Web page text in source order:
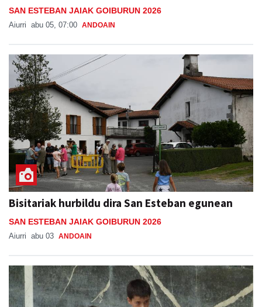
SAN ESTEBAN JAIAK GOIBURUN 2026
Aiurri abu 05, 07:00 ANDOAIN
Bisitariak hurbildu dira San Esteban egunean
SAN ESTEBAN JAIAK GOIBURUN 2026
Aiurri abu 03 ANDOAIN